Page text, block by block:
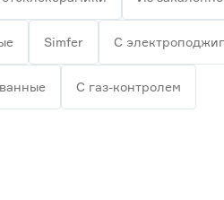
Simfer С
С газ-контролем